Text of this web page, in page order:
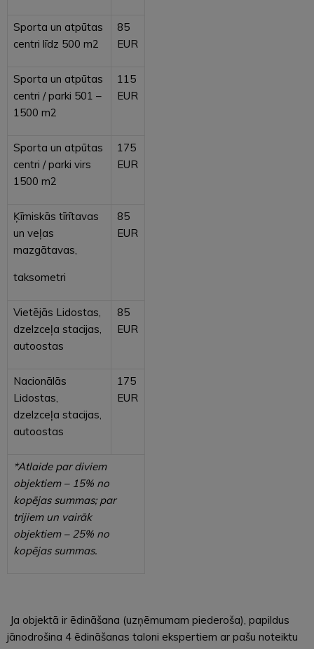
Sporta un atpūtas
centri līdz 500 m2
85
EUR
Sporta un atpūtas
centri / parki 501 –
1500 m2
115
EUR
Sporta un atpūtas
centri / parki virs
1500 m2
175
EUR
Ķīmiskās tīrītavas
un veļas
mazgātavas,
taksometri
85
EUR
Vietējās Lidostas,
dzelzceļa stacijas,
autoostas
85
EUR
Nacionālās
Lidostas,
dzelzceļa stacijas,
autoostas
175
EUR
*Atlaide par diviem
objektiem – 15% no
kopējas summas; par
trijiem un vairāk
objektiem – 25% no
kopējas summas.
Ja objektā ir ēdināšana (uzņēmumam piederoša), papildus
jānodrošina 4 ēdināšanas taloni ekspertiem ar pašu noteiktu